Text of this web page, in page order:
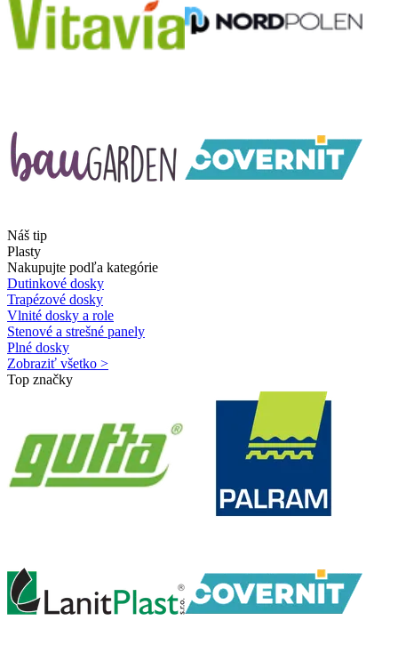
Náš tip
Plasty
Nakupujte podľa kategórie
Dutinkové dosky
Trapézové dosky
Vlnité dosky a role
Stenové a strešné panely
Plné dosky
Zobraziť všetko >
Top značky